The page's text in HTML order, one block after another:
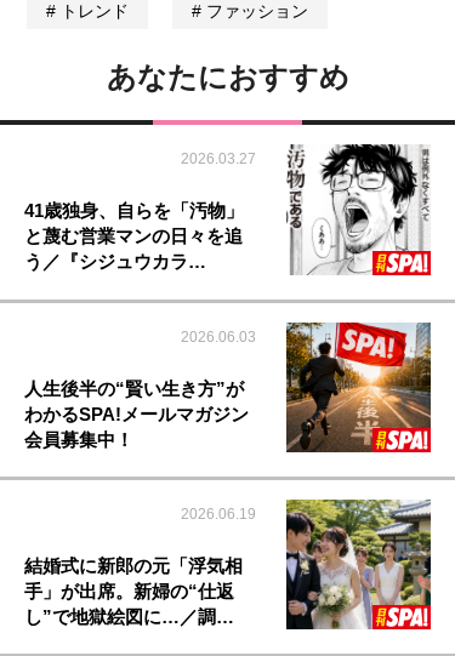
トレンド ファッション
あなたにおすすめ
2026.03.27
41歳独身、自らを「汚物」
と蔑む営業マンの日々を追
う／『シジュウカラ…
2026.06.03
人生後半の“賢い生き方”が
わかるSPA!メールマガジン
会員募集中！
2026.06.19
結婚式に新郎の元「浮気相
手」が出席。新婦の“仕返
し”で地獄絵図に…／調…